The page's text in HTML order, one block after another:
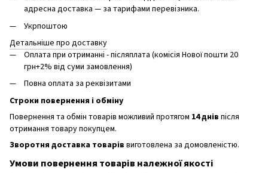
адресна доставка — за тарифами перевізника.
Укрпоштою
Детальніше про доставку
Оплата при отриманні - післяплата (комісія Нової пошти 20
грн+2% від суми замовлення)
Повна оплата за реквізитами
Строки повернення і обміну
Повернення та обмін товарів можливий протягом 14 днів після
отримання товару покупцем.
Зворотня доставка товарів виготовлена ​​за домовленістю.
Умови повернення товарів належної якості